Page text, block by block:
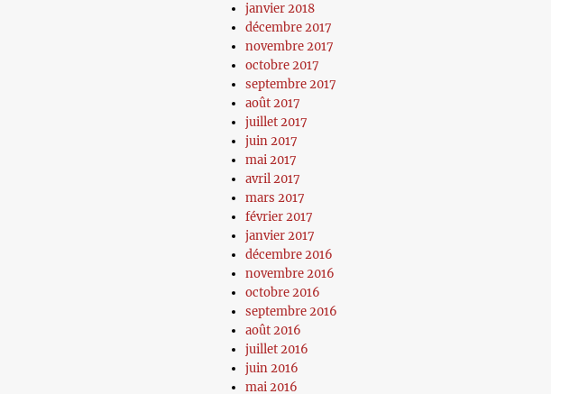
janvier 2018
décembre 2017
novembre 2017
octobre 2017
septembre 2017
août 2017
juillet 2017
juin 2017
mai 2017
avril 2017
mars 2017
février 2017
janvier 2017
décembre 2016
novembre 2016
octobre 2016
septembre 2016
août 2016
juillet 2016
juin 2016
mai 2016